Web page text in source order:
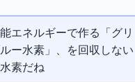
エネルギーで作る「グリ
水素」、CO2を回収しない
素だね